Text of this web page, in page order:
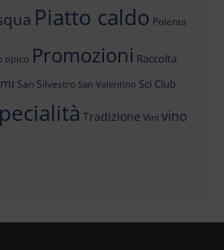
Piatto caldo Polenta
tipico Promozioni Raccolta
San Silvestro San Valentino Sci Club
Tradizione Vini vino